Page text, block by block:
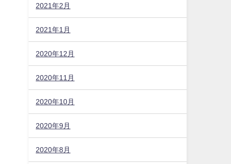
2021年2月
2021年1月
2020年12月
2020年11月
2020年10月
2020年9月
2020年8月